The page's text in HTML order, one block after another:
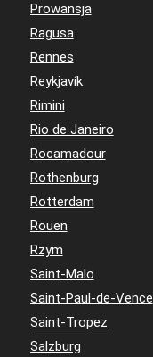
Prowansja
Ragusa
Rennes
Reykjavík
Rimini
Rio de Janeiro
Rocamadour
Rothenburg
Rotterdam
Rouen
Rzym
Saint-Malo
Saint-Paul-de-Vence
Saint-Tropez
Salzburg